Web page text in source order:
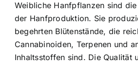
Weibliche Hanfpflanzen sind
der Hanfproduktion. Sie
begehrten Blütenstände, die
Cannabinoiden, Terpenen und
Inhaltsstoffen sind. Die Qualität